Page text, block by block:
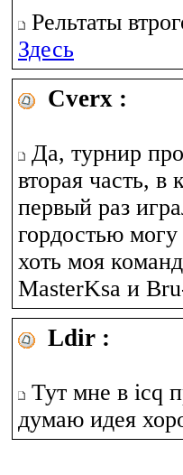
Рельтаты
Здесь
Cverx :
Да, турнир
вторая часть, в
первый раз
гордостью могу
хоть моя
MasterKsa и
Ldir :
Тут мне в icq
думаю идея